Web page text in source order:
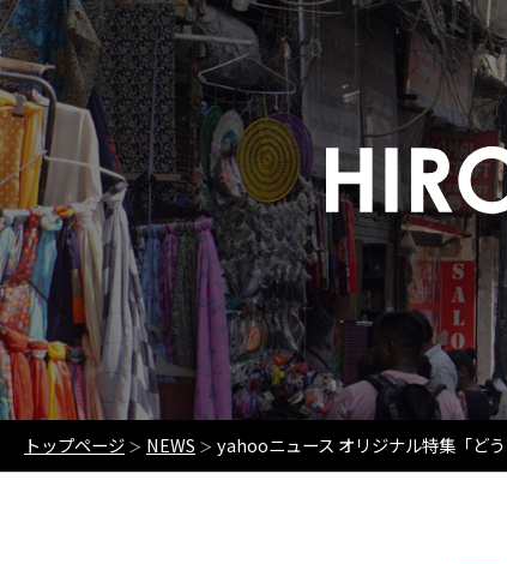
トップページ ＞ NEWS ＞ yahooニュース オリジナル特集「ど